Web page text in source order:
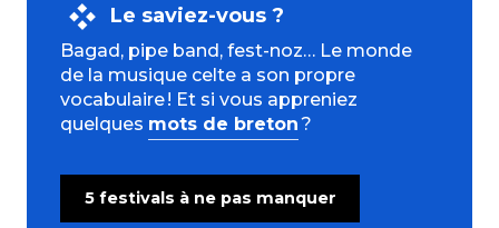
Le saviez-vous ?
Bagad, pipe band, fest-noz… Le monde
de la musique celte a son propre
vocabulaire ! Et si vous appreniez
quelques mots de breton?
5 festivals à ne pas manquer